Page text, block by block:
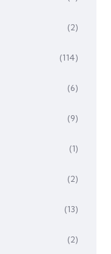
(2)
(114)
(6)
(9)
(1)
(2)
(13)
(2)